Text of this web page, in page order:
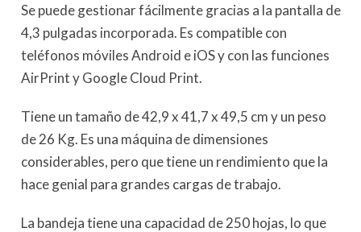
Se puede gestionar fácilmente gracias a la pantalla de
4,3 pulgadas incorporada. Es compatible con
teléfonos móviles Android e iOS y con las funciones
AirPrint y Google Cloud Print.
Tiene un tamaño de 42,9 x 41,7 x 49,5 cm y un peso
de 26 Kg. Es una máquina de dimensiones
considerables, pero que tiene un rendimiento que la
hace genial para grandes cargas de trabajo.
La bandeja tiene una capacidad de 250 hojas, lo que